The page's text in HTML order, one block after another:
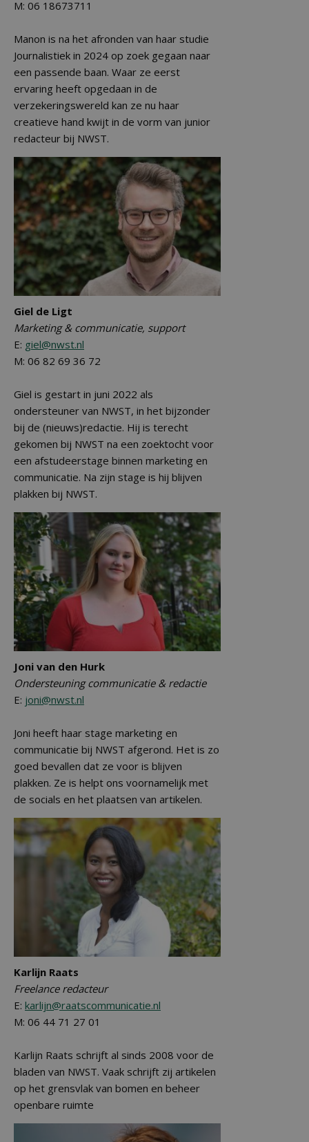
M: 06 18673711
Manon is na het afronden van haar studie
Journalistiek in 2024 op zoek gegaan naar
een passende baan. Waar ze eerst
ervaring heeft opgedaan in de
verzekeringswereld kan ze nu haar
creatieve hand kwijt in de vorm van junior
redacteur bij NWST.
Giel de Ligt
Marketing & communicatie, support
E: giel@nwst.nl
M: 06 82 69 36 72
Giel is gestart in juni 2022 als
ondersteuner van NWST, in het bijzonder
bij de (nieuws)redactie. Hij is terecht
gekomen bij NWST na een zoektocht voor
een afstudeerstage binnen marketing en
communicatie. Na zijn stage is hij blijven
plakken bij NWST.
Joni van den Hurk
Ondersteuning communicatie & redactie
E: joni@nwst.nl
Joni heeft haar stage marketing en
communicatie bij NWST afgerond. Het is zo
goed bevallen dat ze voor is blijven
plakken. Ze is helpt ons voornamelijk met
de socials en het plaatsen van artikelen.
Karlijn Raats
Freelance redacteur
E: karlijn@raatscommunicatie.nl
M: 06 44 71 27 01
Karlijn Raats schrijft al sinds 2008 voor de
bladen van NWST. Vaak schrijft zij artikelen
op het grensvlak van bomen en beheer
openbare ruimte